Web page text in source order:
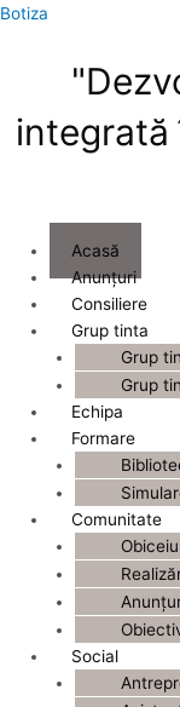
Skip
Botiza
integrată
Menu
Acasă
Anunțuri
Consiliere
Grup tinta
Grup
Grup
Echipa
Formare
Comunitate
Social